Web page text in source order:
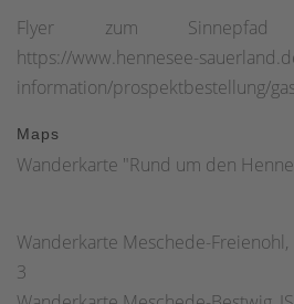
Flyer zum Sinnepfad
https://www.hennesee-
information/prospektbestellung/
Maps
Wanderkarte "Rund um den
Wanderkarte Meschede-
3